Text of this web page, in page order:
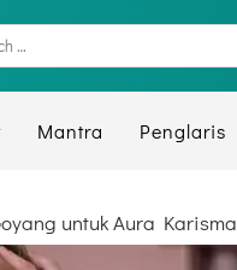
Mantra Penglaris
untuk Aura Karisma